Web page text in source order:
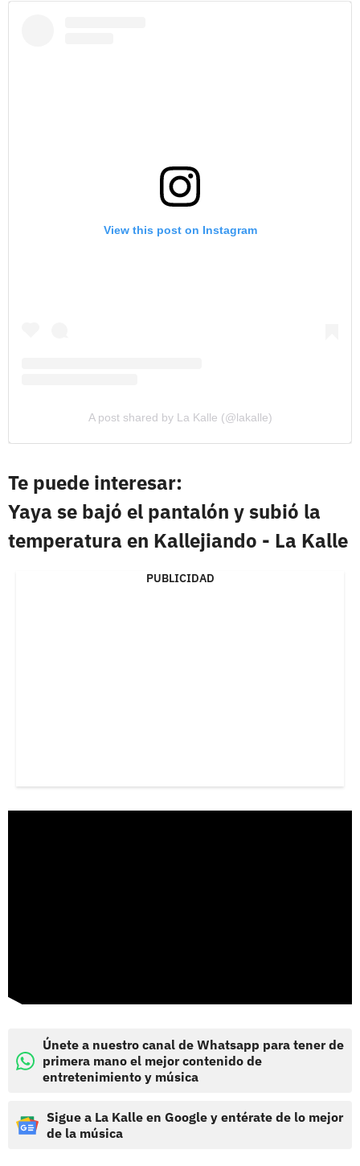
View this post on Instagram
A post shared by La Kalle (@lakalle)
Te puede interesar:
Yaya se bajó el pantalón y subió la
temperatura en Kallejiando - La Kalle
PUBLICIDAD
Únete a nuestro canal de Whatsapp para tener de
primera mano el mejor contenido de
entretenimiento y música
Sigue a La Kalle en Google y entérate de lo mejor
de la música